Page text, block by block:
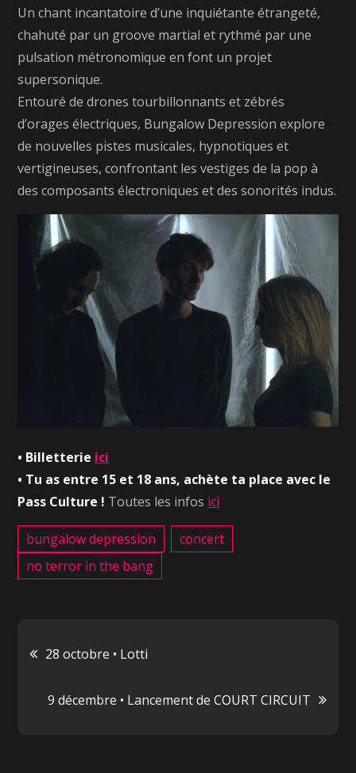
Un chant incantatoire d’une inquiétante étrangeté,
chahuté par un groove martial et rythmé par une
pulsation métronomique en font un projet
supersonique.
Entouré de drones tourbillonnants et zébrés
d’orages électriques, Bungalow Depression explore
de nouvelles pistes musicales, hypnotiques et
vertigineuses, confrontant les vestiges de la pop à
des composants électroniques et des sonorités indus.
• Billetterie ici
• Tu as entre 15 et 18 ans, achète ta place avec le
Pass Culture ! Toutes les infos ici
bungalow depression
concert
no terror in the bang
Navigation
de
28 octobre • Lotti
9 décembre • Lancement de COURT CIRCUIT